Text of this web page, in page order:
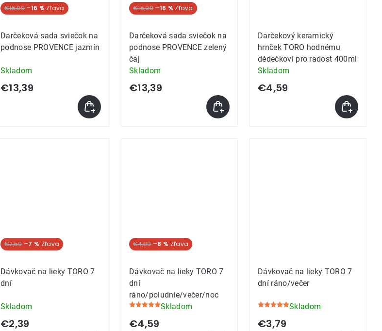
€15,99 –16 %
Darčeková sada sviečok na
podnose PROVENCE jazmín
Skladom
€13,39
€15,99 –16 %
Darčeková sada sviečok na
podnose PROVENCE zelený
čaj
Skladom
€13,39
Darčekový keramický
hrnček TORO hodnému
dědečkovi pro radost 400ml
Skladom
€4,59
€2,59 –7 %
Dávkovač na lieky TORO 7
dní
Skladom
€2,39
€4,99 –8 %
Dávkovač na lieky TORO 7
dní
ráno/poludnie/večer/noc
Priemerné
hodnotenie
Skladom
€4,59
Dávkovač na lieky TORO 7
dní ráno/večer
Priemerné
hodnotenie
Skladom
€3,79